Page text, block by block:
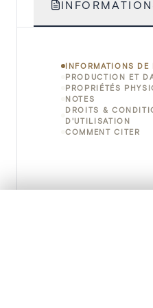
INFORMATIONS DE
PRODUCTION ET
PROPRIÉTÉS
NOTES
DROITS &
D'UTILISATION
COMMENT CITER